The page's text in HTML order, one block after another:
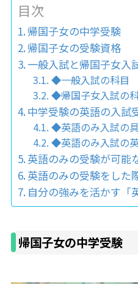
目次
帰国子女の中学受験
帰国子女の受験資格
一般入試と帰国子女入
◆一般入試の科目
◆帰国子女入試の
中学受験の英語の入試
◆英語のみ入試の
◆英語のみ入試の
英語のみの受験が可能
英語のみの受験をした
自分の強みを活かす「
帰国子女の中学受験